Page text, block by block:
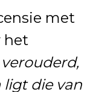
met
het
verouderd,
ligt die van